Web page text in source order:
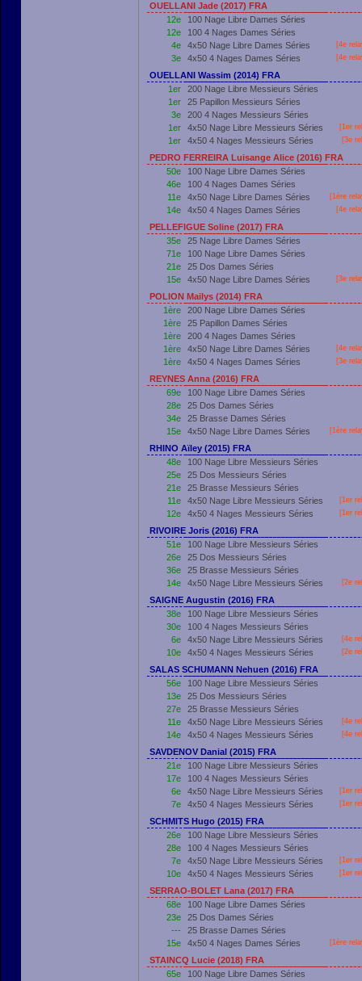
OUELLANI Jade (2017) FRA
12e
100 Nage Libre Dames Séries
12e
100 4 Nages Dames Séries
4e
4x50 Nage Libre Dames Séries [4e
3e 4x50 4 Nages Dames Séries [4e
OUELLANI Wassim (2014) FRA
1er
200 Nage Libre Messieurs Séries
1er
25 Papillon Messieurs Séries
3e
200 4 Nages Messieurs Séries
1er
4x50 Nage Libre Messieurs Séries [1er
1er 4x50 4 Nages Messieurs Séries [3e
PEDRO FERREIRA Luisange Alice (2016) FRA
50e
100 Nage Libre Dames Séries
46e
100 4 Nages Dames Séries
11e
4x50 Nage Libre Dames Séries [1ère
14e 4x50 4 Nages Dames Séries [4e
PELLEFIGUE Soline (2017) FRA
35e
25 Nage Libre Dames Séries
71e
100 Nage Libre Dames Séries
21e
25 Dos Dames Séries
15e
4x50 Nage Libre Dames Séries [3e
POLION Mailys (2014) FRA
1ère
200 Nage Libre Dames Séries
1ère
25 Papillon Dames Séries
1ère
200 4 Nages Dames Séries
1ère
4x50 Nage Libre Dames Séries [4e
1ère 4x50 4 Nages Dames Séries [3e
REYNES Anna (2016) FRA
69e
100 Nage Libre Dames Séries
28e
25 Dos Dames Séries
34e
25 Brasse Dames Séries
15e
4x50 Nage Libre Dames Séries [1ère
RHINO Aïley (2015) FRA
48e
100 Nage Libre Messieurs Séries
25e
25 Dos Messieurs Séries
21e
25 Brasse Messieurs Séries
11e
4x50 Nage Libre Messieurs Séries [1er
12e 4x50 4 Nages Messieurs Séries [1er
RIVOIRE Joris (2016) FRA
51e
100 Nage Libre Messieurs Séries
26e
25 Dos Messieurs Séries
36e
25 Brasse Messieurs Séries
14e
4x50 Nage Libre Messieurs Séries [2e
SAIGNE Augustin (2016) FRA
38e
100 Nage Libre Messieurs Séries
30e
100 4 Nages Messieurs Séries
6e
4x50 Nage Libre Messieurs Séries [4e
10e 4x50 4 Nages Messieurs Séries [2e
SALAS SCHUMANN Nehuen (2016) FRA
56e
100 Nage Libre Messieurs Séries
13e
25 Dos Messieurs Séries
27e
25 Brasse Messieurs Séries
11e
4x50 Nage Libre Messieurs Séries [4e
14e 4x50 4 Nages Messieurs Séries [4e
SAVDENOV Danial (2015) FRA
21e
100 Nage Libre Messieurs Séries
17e
100 4 Nages Messieurs Séries
6e
4x50 Nage Libre Messieurs Séries [1er
7e 4x50 4 Nages Messieurs Séries [1er
SCHMITS Hugo (2015) FRA
26e
100 Nage Libre Messieurs Séries
28e
100 4 Nages Messieurs Séries
7e
4x50 Nage Libre Messieurs Séries [1er
10e 4x50 4 Nages Messieurs Séries [1er
SERRAO-BOLET Lana (2017) FRA
68e
100 Nage Libre Dames Séries
23e
25 Dos Dames Séries
---
25 Brasse Dames Séries
15e
4x50 4 Nages Dames Séries [1ère
STAINCQ Lucie (2018) FRA
65e
100 Nage Libre Dames Séries